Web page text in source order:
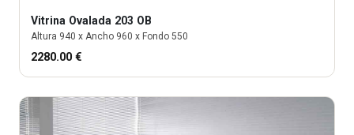
Vitrina Ovalada 203 OB
Altura 940 x Ancho 960 x Fondo 550
2280.00 €